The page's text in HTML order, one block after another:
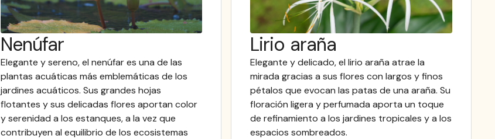
Nenúfar
Elegante y sereno, el nenúfar es una de las
plantas acuáticas más emblemáticas de los
jardines acuáticos. Sus grandes hojas
flotantes y sus delicadas flores aportan color
y serenidad a los estanques, a la vez que
contribuyen al equilibrio de los ecosistemas
Lirio araña
Elegante y delicado, el lirio araña atrae la
mirada gracias a sus flores con largos y finos
pétalos que evocan las patas de una araña. Su
floración ligera y perfumada aporta un toque
de refinamiento a los jardines tropicales y a los
espacios sombreados.